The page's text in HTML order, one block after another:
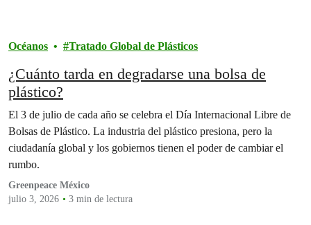
Océanos Tratado Global de Plásticos
¿Cuánto tarda en degradarse una bolsa de
plástico?
El 3 de julio de cada año se celebra el Día Internacional Libre de
Bolsas de Plástico. La industria del plástico presiona, pero la
ciudadanía global y los gobiernos tienen el poder de cambiar el
rumbo.
Greenpeace México
julio 3, 2026
3 min de lectura